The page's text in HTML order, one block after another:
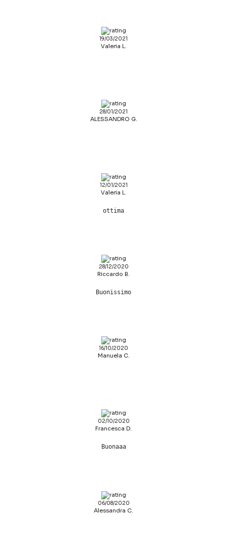
19/03/2021
Valeria L.
28/01/2021
ALESSANDRO G.
12/01/2021
Valeria L.
ottima
28/12/2020
Riccardo B.
Buonissimo
16/10/2020
Manuela C.
02/10/2020
Francesca D.
Buonaaa
06/08/2020
Alessandra C.